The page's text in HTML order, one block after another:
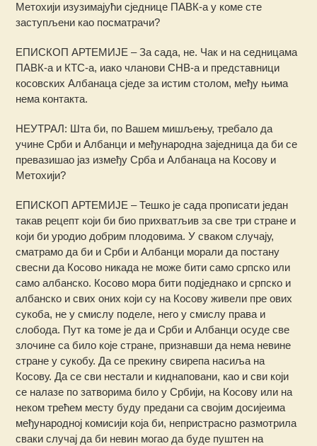
Метохији изузимајући сједнице ПАВК-а у коме сте
заступљени као посматрачи?
ЕПИСКОП АРТЕМИЈЕ – За сада, не. Чак и на седницама
ПАВК-а и КТС-а, иако чланови СНВ-а и представници
косовских Албанаца сједе за истим столом, међу њима
нема контакта.
НЕУТРАЛ: Шта би, по Вашем мишљењу, требало да
учине Срби и Албанци и међународна заједница да би се
превазишао јаз између Срба и Албанаца на Косову и
Метохији?
ЕПИСКОП АРТЕМИЈЕ – Тешко је сада прописати један
такав рецепт који би био прихватљив за све три стране и
који би уродио добрим плодовима. У сваком случају,
сматрамо да би и Срби и Албанци морали да постану
свесни да Косово никада не може бити само српско или
само албанско. Косово мора бити подједнако и српско и
албанско и свих оних који су на Косову живели пре ових
сукоба, не у смислу поделе, него у смислу права и
слобода. Пут ка томе је да и Срби и Албанци осуде све
злочине са било које стране, признавши да нема невине
стране у сукобу. Да се прекину свирепа насиља на
Косову. Да се сви нестали и киднаповани, као и сви који
се налазе по затворима било у Србији, на Косову или на
неком трећем месту буду предани са својим досијеима
међународној комисији која би, непристрасно размотрила
сваки случај да би невин могао да буде пуштен на